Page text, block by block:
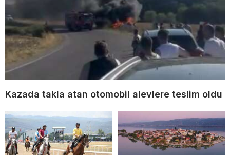
Kazada takla atan otomobil alevlere teslim oldu